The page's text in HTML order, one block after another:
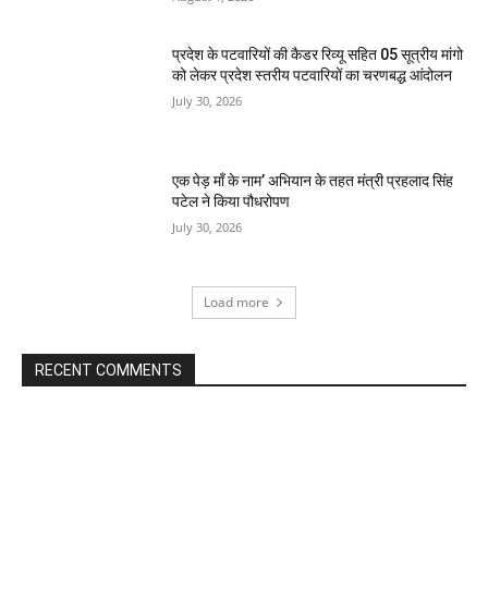
प्रदेश के पटवारियों की कैडर रिव्यू सहित 05 सूत्रीय मांगो
को लेकर प्रदेश स्तरीय पटवारियों का चरणबद्ध आंदोलन
July 30, 2026
एक पेड़ माँ के नाम’ अभियान के तहत मंत्री प्रहलाद सिंह
पटेल ने किया पौधरोपण
July 30, 2026
Load more
RECENT COMMENTS